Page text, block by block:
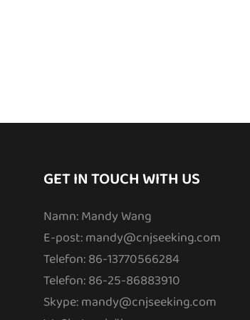
GET IN TOUCH WITH US
Namn: Mandy Wang
E-post:mandy@cnjseeking.com
Telefon: 86-13770566284
Telefon: 86-25-86883910
Skype: mandy@cnjseeking.com